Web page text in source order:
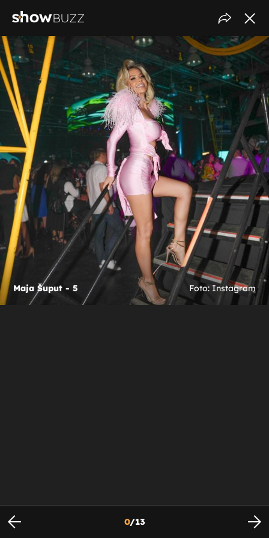
Maja Šuput - 5 Foto: Instagram
0/13